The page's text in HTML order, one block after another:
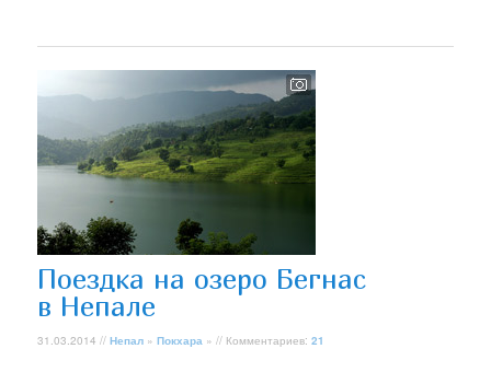
Поездка на озеро Бегнас
в Непале
31.03.2014 //Непал »Покхара » // Комментариев:21